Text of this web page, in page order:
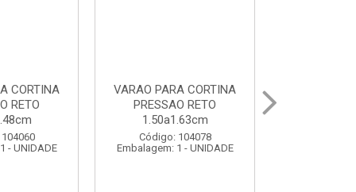
CORTINA
RETO
- UNIDADE
VARAL PARA TETO
MAXEB ACO 1.40m
Código: 104086
Embalagem: 1 - UNIDADE